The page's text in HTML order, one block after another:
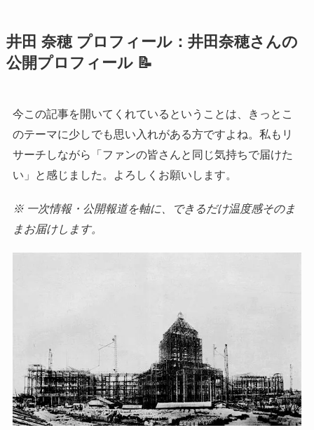
井田 奈穂 プロフィール：井田奈穂さんの
公開プロフィール 📝
今この記事を開いてくれているということは、きっとこ
のテーマに少しでも思い入れがある方ですよね。私もリ
サーチしながら「ファンの皆さんと同じ気持ちで届けた
い」と感じました。よろしくお願いします。
※ 一次情報・公開報道を軸に、できるだけ温度感そのま
まお届けします。